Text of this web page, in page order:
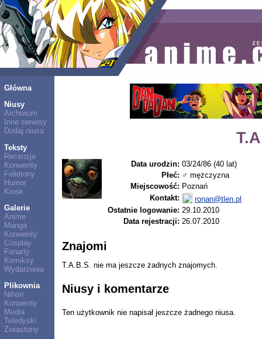
Główna
Niusy
Archiwum
Inne serwisy
Dodaj niusa
Teksty
Recenzje
Konwenty
Felietony
Humor
Kiosk
Galerie
Anime
Manga
Konwenty
Cosplay
Fanarty
Komiksy
Wydarzenia
Plikownia
Nihon
Konwenty
Media
Teledyski
Zwiastuny
Data urodzin: 03/24/86 (40 lat)
Płeć: ♂ mężczyzna
Miejscowość: Poznań
Kontakt:
ronan@tlen.pl
Ostatnie logowanie: 29.10.2010
Data rejestracji: 26.07.2010
Znajomi
T.A.B.S. nie ma jeszcze żadnych znajomych.
Niusy i komentarze
Ten użytkownik nie napisał jeszcze żadnego niusa.